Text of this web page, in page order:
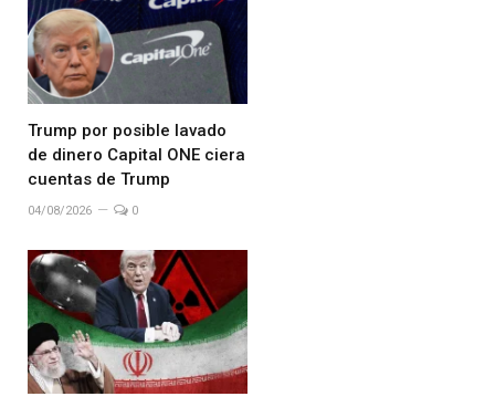
Trump por posible lavado
de dinero Capital ONE ciera
cuentas de Trump
04/08/2026 0